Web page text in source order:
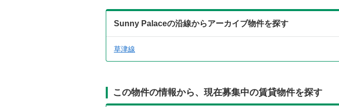
Sunny Palaceの沿線からアーカイブ物件を探す
草津線
この物件の情報から、現在募集中の賃貸物件を探す